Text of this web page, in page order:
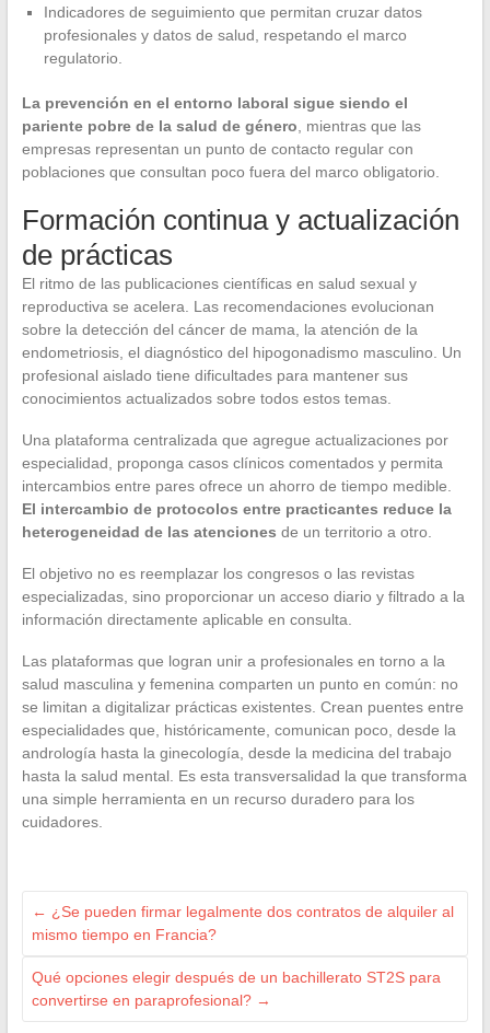
Indicadores de seguimiento que permitan cruzar datos
profesionales y datos de salud, respetando el marco
regulatorio.
La prevención en el entorno laboral sigue siendo el
pariente pobre de la salud de género, mientras que las
empresas representan un punto de contacto regular con
poblaciones que consultan poco fuera del marco obligatorio.
Formación continua y actualización
de prácticas
El ritmo de las publicaciones científicas en salud sexual y
reproductiva se acelera. Las recomendaciones evolucionan
sobre la detección del cáncer de mama, la atención de la
endometriosis, el diagnóstico del hipogonadismo masculino. Un
profesional aislado tiene dificultades para mantener sus
conocimientos actualizados sobre todos estos temas.
Una plataforma centralizada que agregue actualizaciones por
especialidad, proponga casos clínicos comentados y permita
intercambios entre pares ofrece un ahorro de tiempo medible.
El intercambio de protocolos entre practicantes reduce la
heterogeneidad de las atenciones de un territorio a otro.
El objetivo no es reemplazar los congresos o las revistas
especializadas, sino proporcionar un acceso diario y filtrado a la
información directamente aplicable en consulta.
Las plataformas que logran unir a profesionales en torno a la
salud masculina y femenina comparten un punto en común: no
se limitan a digitalizar prácticas existentes. Crean puentes entre
especialidades que, históricamente, comunican poco, desde la
andrología hasta la ginecología, desde la medicina del trabajo
hasta la salud mental. Es esta transversalidad la que transforma
una simple herramienta en un recurso duradero para los
cuidadores.
← ¿Se pueden firmar legalmente dos contratos de alquiler al
mismo tiempo en Francia?
Qué opciones elegir después de un bachillerato ST2S para
convertirse en paraprofesional? →